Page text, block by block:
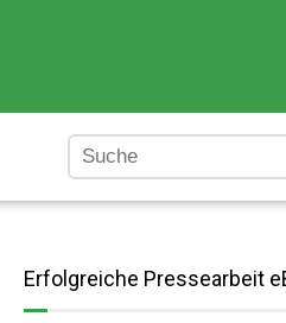
Erfolgreiche Pressearbeit